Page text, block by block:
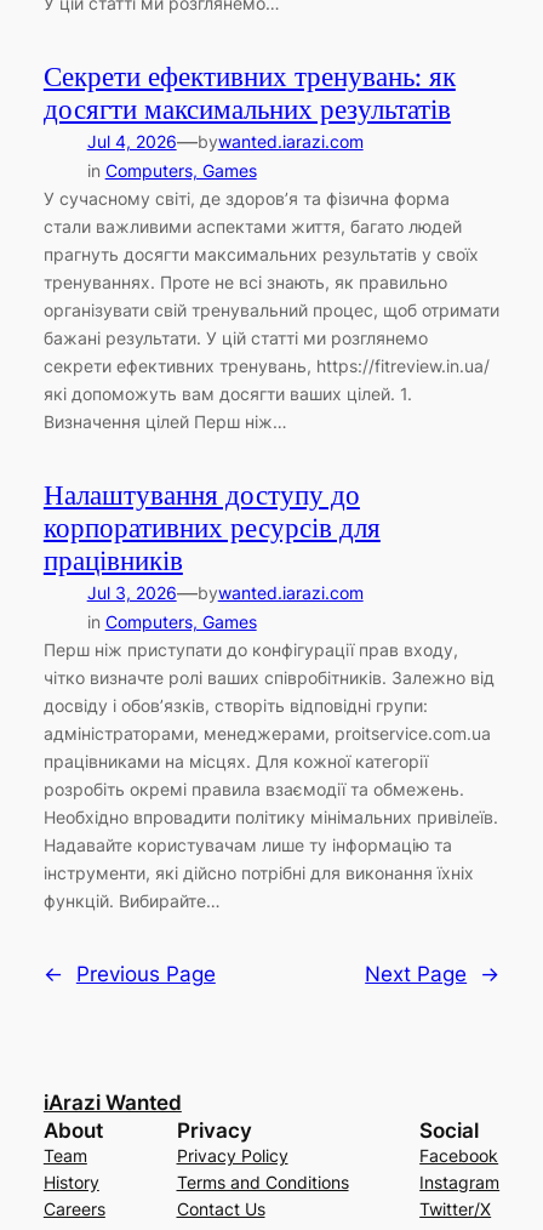
Секрети ефективних тренувань: як
досягти максимальних результатів
Jul 4, 2026—bywanted.iarazi.com
in Computers, Games
У сучасному світі, де здоров’я та фізична форма
стали важливими аспектами життя, багато людей
прагнуть досягти максимальних результатів у своїх
тренуваннях. Проте не всі знають, як правильно
організувати свій тренувальний процес, щоб отримати
бажані результати. У цій статті ми розглянемо
секрети ефективних тренувань, https://fitreview.in.ua/
які допоможуть вам досягти ваших цілей. 1.
Визначення цілей Перш ніж…
Налаштування доступу до
корпоративних ресурсів для
працівників
Jul 3, 2026—bywanted.iarazi.com
in Computers, Games
Перш ніж приступати до конфігурації прав входу,
чітко визначте ролі ваших співробітників. Залежно від
досвіду і обов’язків, створіть відповідні групи:
адміністраторами, менеджерами, proitservice.com.ua
працівниками на місцях. Для кожної категорії
розробіть окремі правила взаємодії та обмежень.
Необхідно впровадити політику мінімальних привілеїв.
Надавайте користувачам лише ту інформацію та
інструменти, які дійсно потрібні для виконання їхніх
функцій. Вибирайте…
← Previous Page Next Page →
iArazi Wanted
About
Team
History
Careers
Privacy
Privacy Policy
Terms and Conditions
Contact Us
Social
Facebook
Instagram
Twitter/X